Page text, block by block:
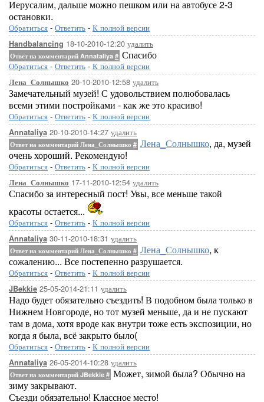
Иерусалим, дальше можно пешком или на автобусе 2-3
остановки.
Обратиться - Ответить - К полной версии
Handbalancing 18-10-2010-12:20 удалить
Ответ на комментарий Annataliya # Спасибо
Обратиться - Ответить - К полной версии
Лена_Солнышко 20-10-2010-12:58 удалить
Замечательный музей! С удовольствием полюбовалась
всеми этими постройками - как же это красиво!
Обратиться - Ответить - К полной версии
Annataliya 20-10-2010-14:27 удалить
Ответ на комментарий Лена_Солнышко # Лена_Солнышко, да, музей
очень хороший. Рекомендую!
Обратиться - Ответить - К полной версии
Лена_Солнышко 17-11-2010-12:54 удалить
Спасибо за интересный пост! Увы, все меньше такой
красоты остается...
Обратиться - Ответить - К полной версии
Annataliya 30-11-2010-18:31 удалить
Ответ на комментарий Лена_Солнышко # Лена_Солнышко, к
сожалению... Все постепенно разрушается.
Обратиться - Ответить - К полной версии
JBekkie 25-05-2014-21:11 удалить
Надо будет обязательно съездить! В подобном была только в
Нижнем Новгороде, но тот музей меньше, да и не пускают
там в дома, хотя вроде как внутри тоже есть экспозиции, но
когда я была, всё закрыто было(
Обратиться - Ответить - К полной версии
Annataliya 26-05-2014-10:28 удалить
Ответ на комментарий JBekkie # Может, зимой была? Обычно на
зиму закрывают.
Съезди обязательно! Классное место!